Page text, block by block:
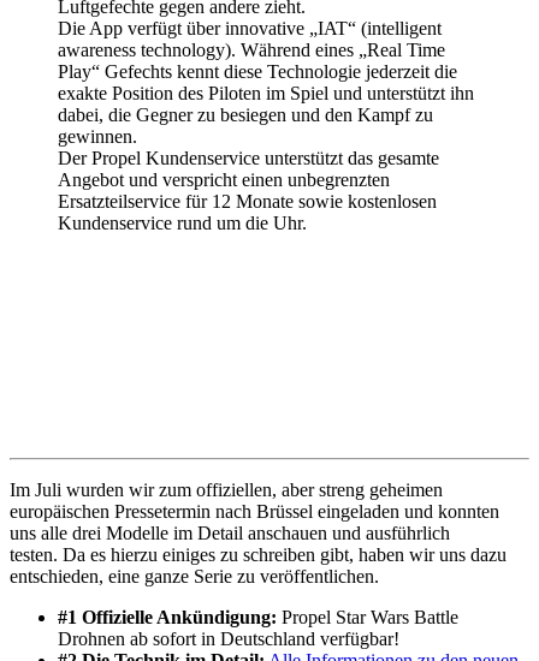
Luftgefechte gegen andere zieht.
Die App verfügt über innovative „IAT“ (intelligent
awareness technology). Während eines „Real Time
Play“ Gefechts kennt diese Technologie jederzeit die
exakte Position des Piloten im Spiel und unterstützt ihn
dabei, die Gegner zu besiegen und den Kampf zu
gewinnen.
Der Propel Kundenservice unterstützt das gesamte
Angebot und verspricht einen unbegrenzten
Ersatzteilservice für 12 Monate sowie kostenlosen
Kundenservice rund um die Uhr.
Im Juli wurden wir zum offiziellen, aber streng geheimen
europäischen Pressetermin nach Brüssel eingeladen und konnten
uns alle drei Modelle im Detail anschauen und ausführlich
testen. Da es hierzu einiges zu schreiben gibt, haben wir uns dazu
entschieden, eine ganze Serie zu veröffentlichen.
#1 Offizielle Ankündigung: Propel Star Wars Battle
Drohnen ab sofort in Deutschland verfügbar!